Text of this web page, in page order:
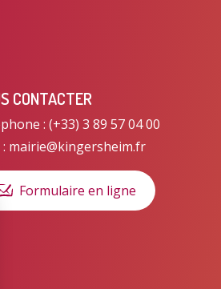
CONTACTER
: (+33) 3 89 57 04 00
: mairie@kingersheim.fr
Formulaire en ligne